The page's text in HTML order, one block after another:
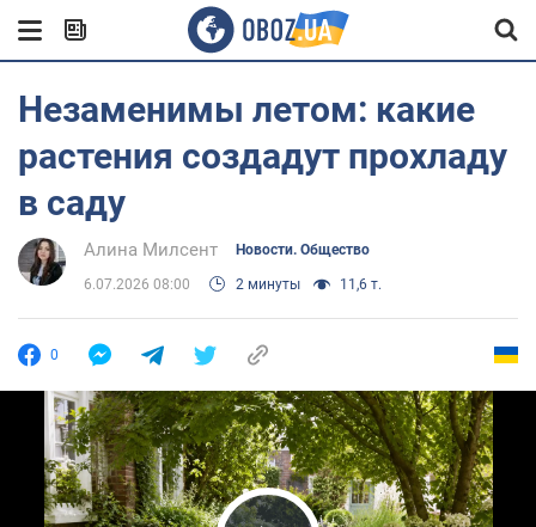
Незаменимы летом: какие
растения создадут прохладу
в саду
Алина Милсент Новости. Общество
6.07.2026 08:00 2 минуты 11,6 т.
0